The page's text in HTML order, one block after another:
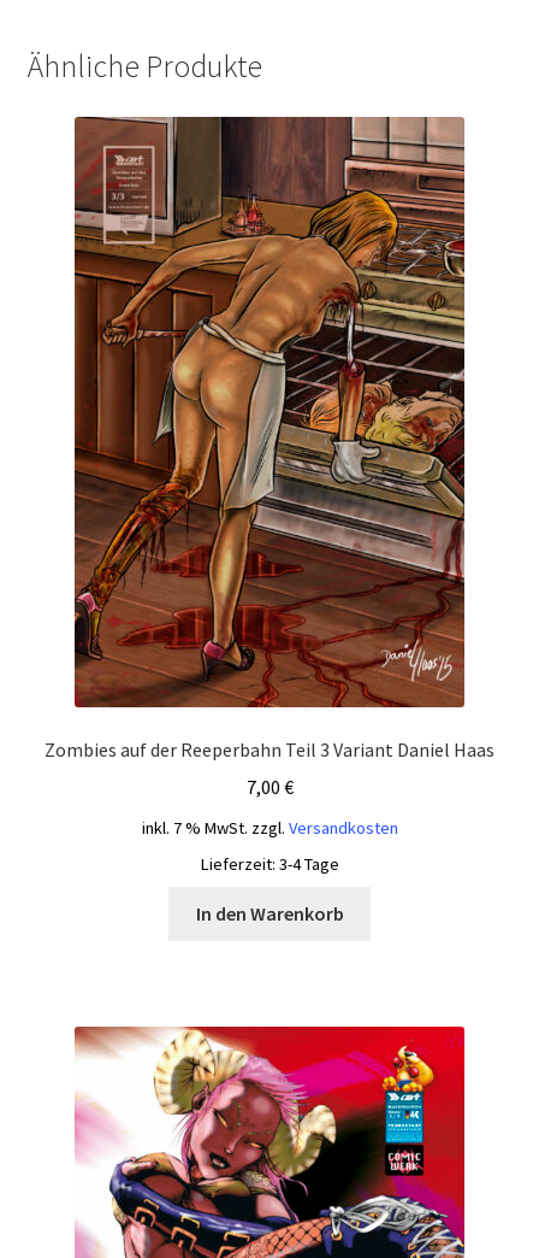
Ähnliche Produkte
Zombies auf der Reeperbahn Teil 3 Variant Daniel Haas
7,00 €
inkl. 7 % MwSt. zzgl. Versandkosten
Lieferzeit: 3-4 Tage
In den Warenkorb